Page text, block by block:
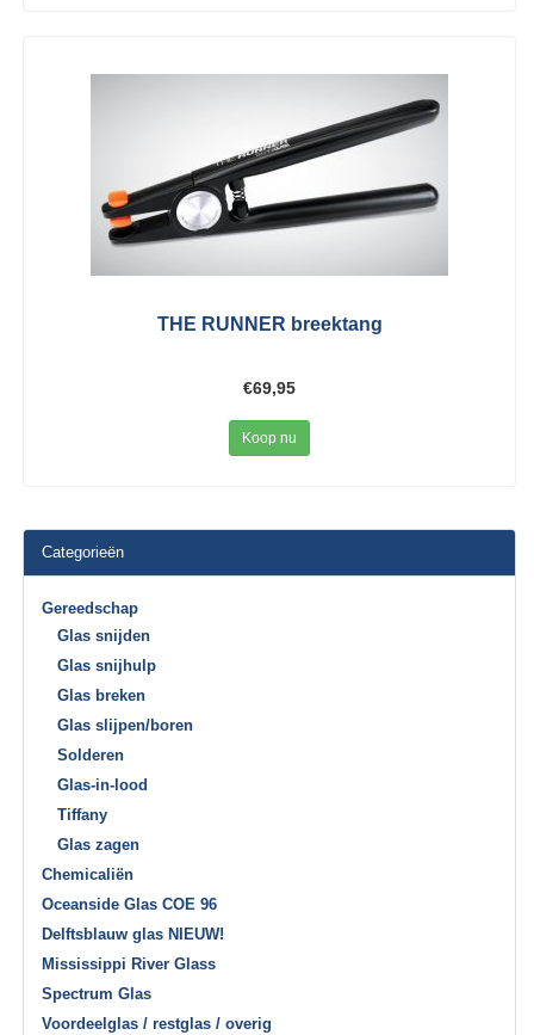
THE RUNNER breektang
€69,95
Koop nu
Categorieën
Gereedschap
Glas snijden
Glas snijhulp
Glas breken
Glas slijpen/boren
Solderen
Glas-in-lood
Tiffany
Glas zagen
Chemicaliën
Oceanside Glas COE 96
Delftsblauw glas NIEUW!
Mississippi River Glass
Spectrum Glas
Voordeelglas / restglas / overig